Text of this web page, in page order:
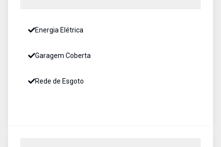
Energia Elétrica
Garagem Coberta
Rede de Esgoto